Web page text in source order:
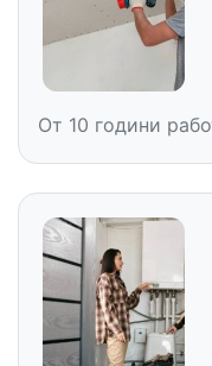
От 10 години